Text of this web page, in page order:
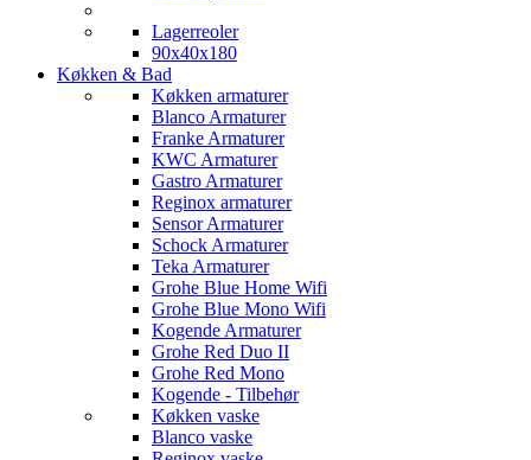
Lagerreoler
90x40x180
Køkken & Bad
Køkken armaturer
Blanco Armaturer
Franke Armaturer
KWC Armaturer
Gastro Armaturer
Reginox armaturer
Sensor Armaturer
Schock Armaturer
Teka Armaturer
Grohe Blue Home Wifi
Grohe Blue Mono Wifi
Kogende Armaturer
Grohe Red Duo II
Grohe Red Mono
Kogende - Tilbehør
Køkken vaske
Blanco vaske